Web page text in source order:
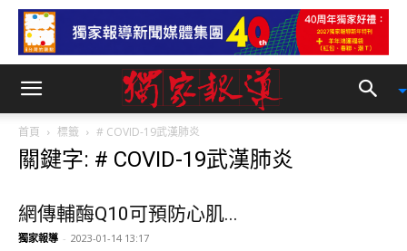
首頁 標籤 # COVID-19武漢肺炎
關鍵字: # COVID-19武漢肺炎
網傳輔酶Q10可預防心肌...
獨家報導 - 2023-01-14 13:17